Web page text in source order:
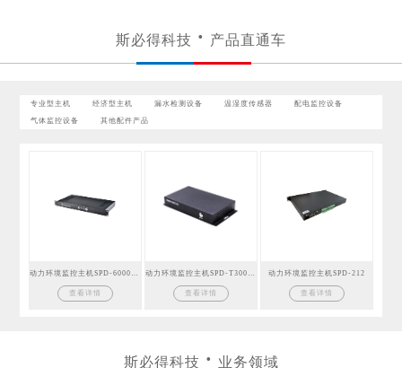
斯必得科技 产品直通车
专业型主机 经济型主机 漏水检测设备 温湿度传感器 配电监控设备
气体监控设备 其他配件产品
查看详情 查看详情
动力环境监控主机SPD-212
查看详情
斯必得科技 业务领域